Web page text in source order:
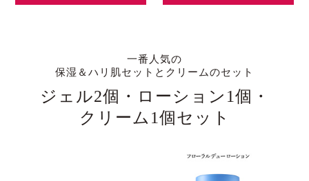
一番人気の
保湿＆ハリ肌セットとクリームのセット
ジェル2個・ローション1個・
クリーム1個セット